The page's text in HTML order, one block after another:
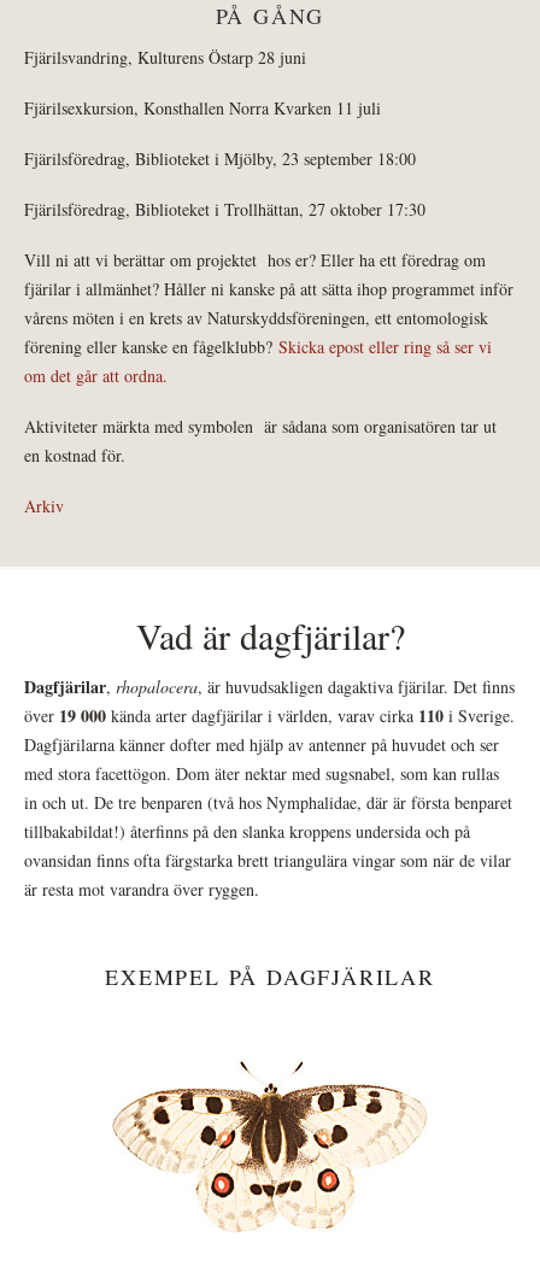
PÅ GÅNG
Fjärilsvandring, Kulturens Östarp 28 juni
Fjärilsexkursion, Konsthallen Norra Kvarken 11 juli
Fjärilsföredrag, Biblioteket i Mjölby, 23 september 18:00
Fjärilsföredrag, Biblioteket i Trollhättan, 27 oktober 17:30
Vill ni att vi berättar om projektet hos er? Eller ha ett föredrag om
fjärilar i allmänhet? Håller ni kanske på att sätta ihop programmet inför
vårens möten i en krets av Naturskyddsföreningen, ett entomologisk
förening eller kanske en fågelklubb? Skicka epost eller ring så ser vi
om det går att ordna.
Aktiviteter märkta med symbolen är sådana som organisatören tar ut
en kostnad för.
Arkiv
Vad är dagfjärilar?
Dagfjärilar, rhopalocera, är huvudsakligen dagaktiva fjärilar. Det finns
över 19 000 kända arter dagfjärilar i världen, varav cirka 110 i Sverige.
Dagfjärilarna känner dofter med hjälp av antenner på huvudet och ser
med stora facettögon. Dom äter nektar med sugsnabel, som kan rullas
in och ut. De tre benparen (två hos Nymphalidae, där är första benparet
tillbakabildat!) återfinns på den slanka kroppens undersida och på
ovansidan finns ofta färgstarka brett triangulära vingar som när de vilar
är resta mot varandra över ryggen.
EXEMPEL PÅ DAGFJÄRILAR